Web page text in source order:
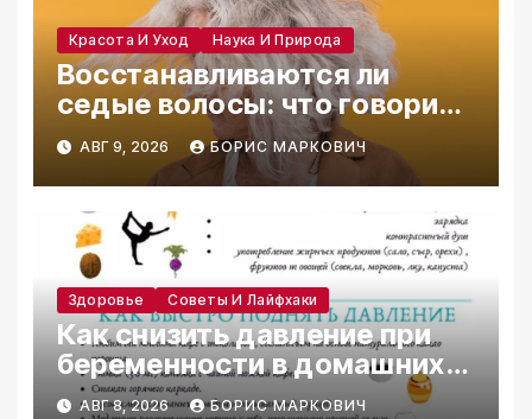
Красота И Уход Наука И Природа
Восстанавливаются ли
седые волосы: что говорит
наука
АВГ 9, 2026 БОРИС МАРКОВИЧ
Здоровье Советы И Лайфхаки
Как снизить давление при
беременности в домашних
условиях
АВГ 8, 2026 БОРИС МАРКОВИЧ